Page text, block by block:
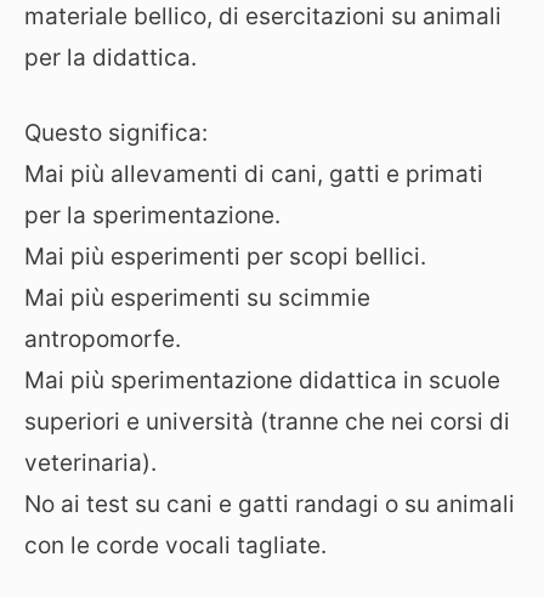
materiale bellico, di esercitazioni su animali
per la didattica.
Questo significa:
Mai più allevamenti di cani, gatti e primati
per la sperimentazione.
Mai più esperimenti per scopi bellici.
Mai più esperimenti su scimmie
antropomorfe.
Mai più sperimentazione didattica in scuole
superiori e università (tranne che nei corsi di
veterinaria).
No ai test su cani e gatti randagi o su animali
con le corde vocali tagliate.